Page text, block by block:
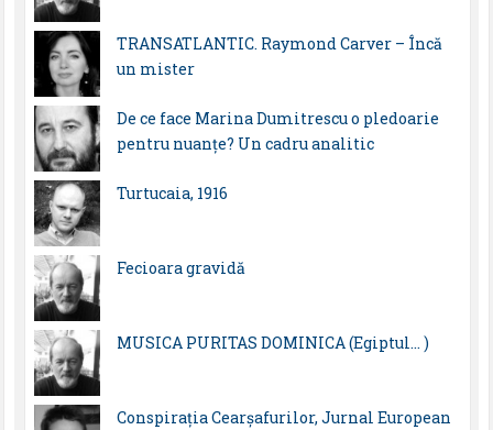
TRANSATLANTIC. Raymond Carver – Încă
un mister
De ce face Marina Dumitrescu o pledoarie
pentru nuanțe? Un cadru analitic
Turtucaia, 1916
Fecioara gravidă
MUSICA PURITAS DOMINICA (Egiptul… )
Conspirația Cearșafurilor, Jurnal European